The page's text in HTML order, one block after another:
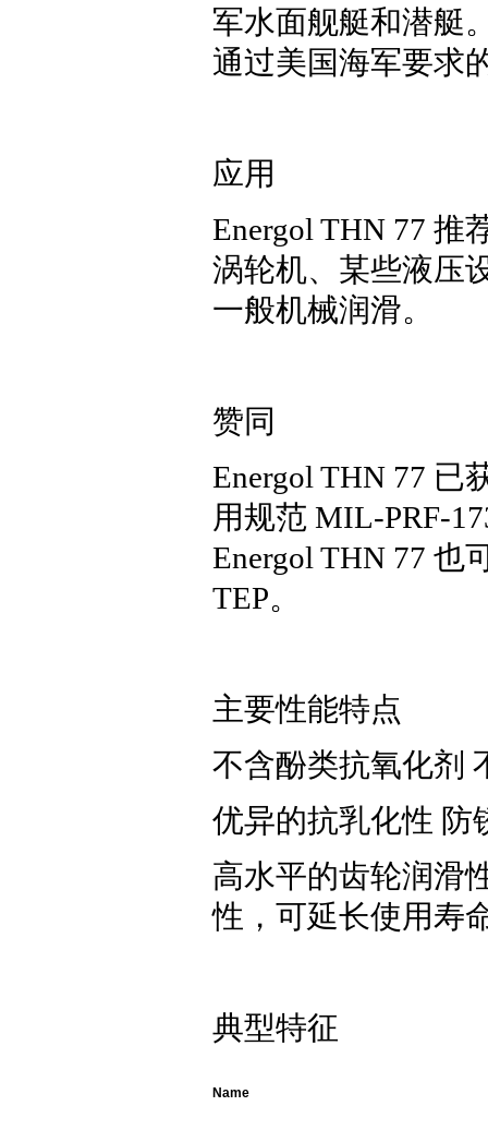
军水面舰艇和潜艇
通过美国海军要求
应用
Energol THN 77 推
涡轮机、某些液压
一般机械润滑。
赞同
Energol THN 77 已
用规范 MIL-PRF-
Energol THN 77 也
TEP。
主要性能特点
不含酚类抗氧化剂
优异的抗乳化性 防
高水平的齿轮润滑
性，可延长使用寿
典型特征
Name